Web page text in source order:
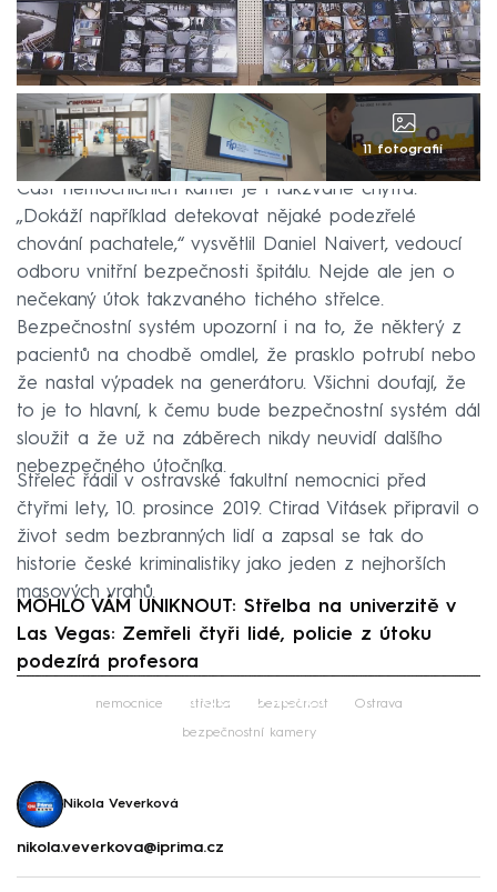
11 fotografií
Část nemocničních kamer je i takzvaně chytrá.
„Dokáží například detekovat nějaké podezřelé
chování pachatele,“ vysvětlil Daniel Naivert, vedoucí
odboru vnitřní bezpečnosti špitálu. Nejde ale jen o
nečekaný útok takzvaného tichého střelce.
Bezpečnostní systém upozorní i na to, že některý z
pacientů na chodbě omdlel, že prasklo potrubí nebo
že nastal výpadek na generátoru. Všichni doufají, že
to je to hlavní, k čemu bude bezpečnostní systém dál
sloužit a že už na záběrech nikdy neuvidí dalšího
nebezpečného útočníka.
Střelec řádil v ostravské fakultní nemocnici před
čtyřmi lety, 10. prosince 2019. Ctirad Vitásek připravil o
život sedm bezbranných lidí a zapsal se tak do
historie české kriminalistiky jako jeden z nejhorších
masových vrahů.
MOHLO VÁM UNIKNOUT: Střelba na univerzitě v
Las Vegas: Zemřeli čtyři lidé, policie z útoku
podezírá profesora
Failed to fetch
nemocnice střelba bezpečnost Ostrava
bezpečnostní kamery
Nikola Veverková
nikola.veverkova@iprima.cz